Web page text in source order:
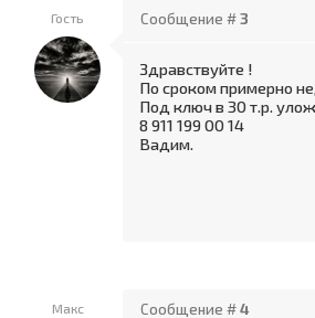
Гость Сообщение #3
Здравствуйте !
По сроком примерно
Под ключ в 30 т.р.
8 911 199 00 14
Вадим.
Макс Сообщение #4